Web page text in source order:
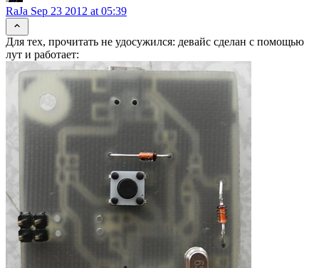
RaJa Sep 23 2012 at 05:39
Для тех, прочитать не удосужился: девайс сделан с помощью
лут и работает: